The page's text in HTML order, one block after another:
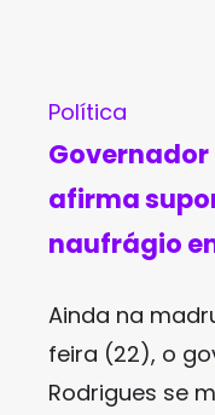
Política
afirma
naufrágio
Ainda na
feira (22), o
Rodrigues se